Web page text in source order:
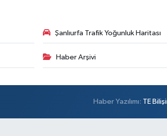
Şanlıurfa Trafik Yoğunluk Haritası
Haber Arşivi
Haber Yazılımı: TE